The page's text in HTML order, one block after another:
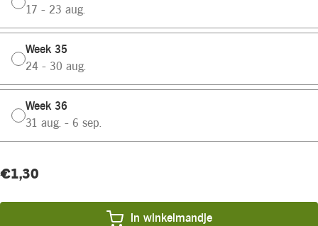
17 - 23 aug.
Week 35
24 - 30 aug.
Week 36
31 aug. - 6 sep.
Huidige
Product
€1,30
In winkelmandje